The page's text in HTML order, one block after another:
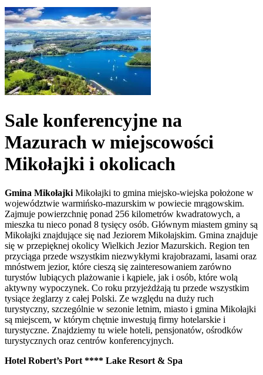
Sale konferencyjne na
Mazurach w miejscowości
Mikołajki i okolicach
Gmina Mikołajki Mikołajki to gmina miejsko-wiejska położone w
województwie warmińsko-mazurskim w powiecie mrągowskim.
Zajmuje powierzchnię ponad 256 kilometrów kwadratowych, a
mieszka tu nieco ponad 8 tysięcy osób. Głównym miastem gminy są
Mikołajki znajdujące się nad Jeziorem Mikołajskim. Gmina znajduje
się w przepięknej okolicy Wielkich Jezior Mazurskich. Region ten
przyciąga przede wszystkim niezwykłymi krajobrazami, lasami oraz
mnóstwem jezior, które cieszą się zainteresowaniem zarówno
turystów lubiących plażowanie i kąpiele, jak i osób, które wolą
aktywny wypoczynek. Co roku przyjeżdżają tu przede wszystkim
tysiące żeglarzy z całej Polski. Ze względu na duży ruch
turystyczny, szczególnie w sezonie letnim, miasto i gmina Mikołajki
są miejscem, w którym chętnie inwestują firmy hotelarskie i
turystyczne. Znajdziemy tu wiele hoteli, pensjonatów, ośrodków
turystycznych oraz centrów konferencyjnych.
Hotel Robert’s Port **** Lake Resort & Spa